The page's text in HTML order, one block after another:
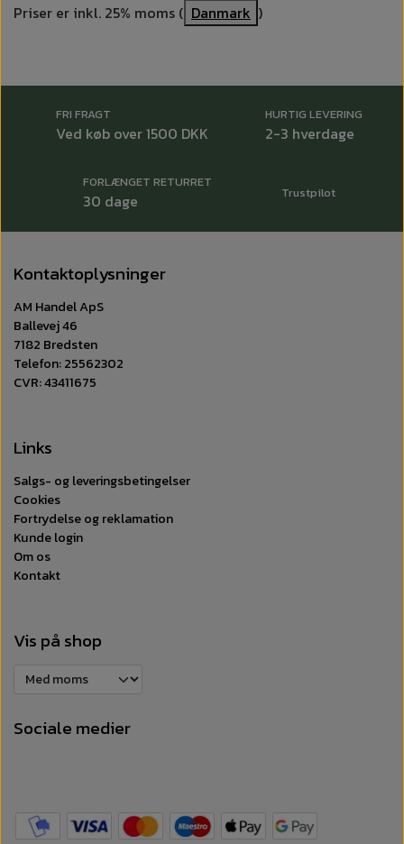
Priser er inkl. 25% moms ( Danmark )
FRI FRAGT
Ved køb over 1500 DKK
HURTIG LEVERING
2-3 hverdage
FORLÆNGET RETURRET
30 dage Trustpilot
Kontaktoplysninger
AM Handel ApS
Ballevej 46
7182 Bredsten
Telefon: 25562302
CVR: 43411675
Links
Salgs- og leveringsbetingelser
Cookies
Fortrydelse og reklamation
Kunde login
Om os
Kontakt
Vis på shop
Sociale medier